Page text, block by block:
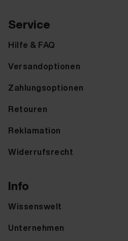
Service
Hilfe & FAQ
Versandoptionen
Zahlungsoptionen
Retouren
Reklamation
Widerrufsrecht
Info
Wissenswelt
Unternehmen